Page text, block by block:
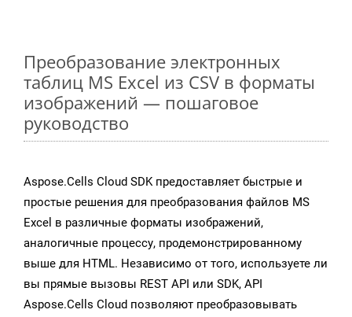
Преобразование электронных
таблиц MS Excel из CSV в форматы
изображений — пошаговое
руководство
Aspose.Cells Cloud SDK предоставляет быстрые и
простые решения для преобразования файлов MS
Excel в различные форматы изображений,
аналогичные процессу, продемонстрированному
выше для HTML. Независимо от того, используете ли
вы прямые вызовы REST API или SDK, API
Aspose.Cells Cloud позволяют преобразовывать